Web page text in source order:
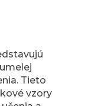
Tieto
vzory